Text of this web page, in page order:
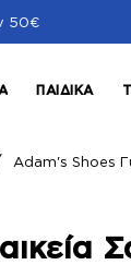
50€
ΠΑΙΔΙΚΆ
Adam's Shoes